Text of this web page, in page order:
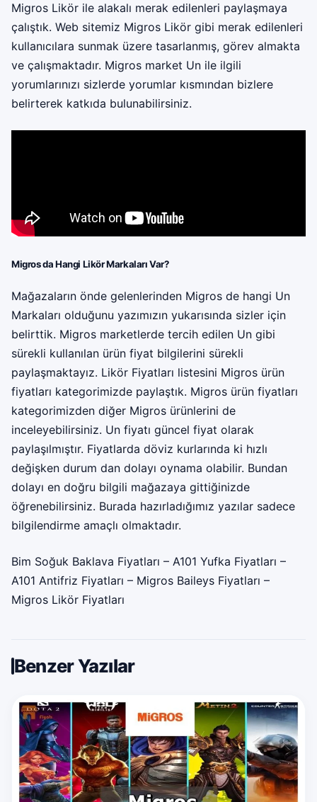
Migros Likör ile alakalı merak edilenleri paylaşmaya
çalıştık. Web sitemiz Migros Likör gibi merak edilenleri
kullanıcılara sunmak üzere tasarlanmış, görev almakta
ve çalışmaktadır. Migros market Un ile ilgili
yorumlarınızı sizlerde yorumlar kısmından bizlere
belirterek katkıda bulunabilirsiniz.
Migros da Hangi Likör Markaları Var?
Mağazaların önde gelenlerinden Migros de hangi Un
Markaları olduğunu yazımızın yukarısında sizler için
belirttik. Migros marketlerde tercih edilen Un gibi
sürekli kullanılan ürün fiyat bilgilerini sürekli
paylaşmaktayız. Likör Fiyatları listesini Migros ürün
fiyatları kategorimizde paylaştık. Migros ürün fiyatları
kategorimizden diğer Migros ürünlerini de
inceleyebilirsiniz. Un fiyatı güncel fiyat olarak
paylaşılmıştır. Fiyatlarda döviz kurlarında ki hızlı
değişken durum dan dolayı oynama olabilir. Bundan
dolayı en doğru bilgili mağazaya gittiğinizde
öğrenebilirsiniz. Burada hazırladığımız yazılar sadece
bilgilendirme amaçlı olmaktadır.
Bim Soğuk Baklava Fiyatları – A101 Yufka Fiyatları –
A101 Antifriz Fiyatları – Migros Baileys Fiyatları –
Migros Likör Fiyatları
Benzer Yazılar